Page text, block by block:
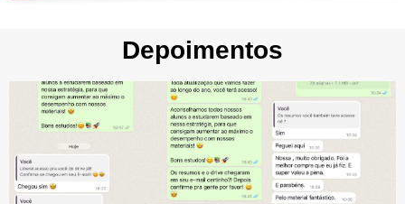
Depoimentos